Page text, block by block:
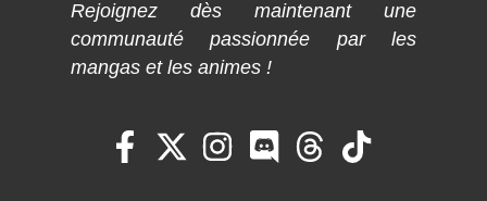
Rejoignez dès maintenant une
communauté passionnée par les
mangas et les animes !